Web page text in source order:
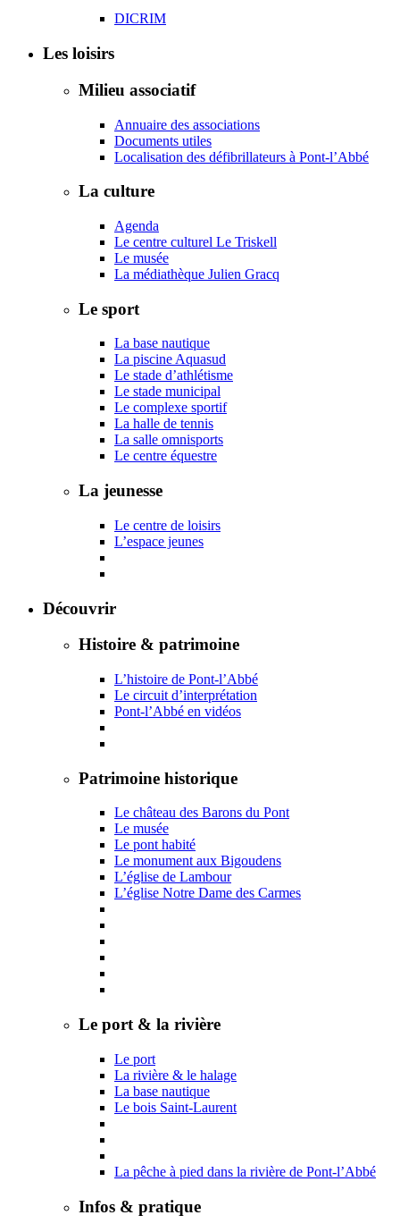
DICRIM
Les loisirs
Milieu associatif
Annuaire des associations
Documents utiles
Localisation des défibrillateurs à Pont-l’Abbé
La culture
Agenda
Le centre culturel Le Triskell
Le musée
La médiathèque Julien Gracq
Le sport
La base nautique
La piscine Aquasud
Le stade d’athlétisme
Le stade municipal
Le complexe sportif
La halle de tennis
La salle omnisports
Le centre équestre
La jeunesse
Le centre de loisirs
L’espace jeunes
Découvrir
Histoire & patrimoine
L’histoire de Pont-l’Abbé
Le circuit d’interprétation
Pont-l’Abbé en vidéos
Patrimoine historique
Le château des Barons du Pont
Le musée
Le pont habité
Le monument aux Bigoudens
L’église de Lambour
L’église Notre Dame des Carmes
Le port & la rivière
Le port
La rivière & le halage
La base nautique
Le bois Saint-Laurent
La pêche à pied dans la rivière de Pont-l’Abbé
Infos & pratique